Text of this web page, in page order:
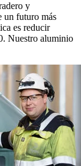
y
un futuro más
es reducir
Nuestro aluminio